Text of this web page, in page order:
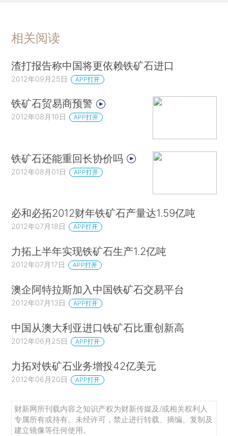
相关阅读
渣打报告称中国将更依赖铁矿石进口
2012年09月25日 APP打开
铁矿石贸易商预警
2012年08月10日 APP打开
铁矿石还能重回长协价吗
2012年08月01日 APP打开
必和必拓2012财年铁矿石产量达1.59亿吨
2012年07月18日 APP打开
力拓上半年实现铁矿石生产1.2亿吨
2012年07月17日 APP打开
澳企阿特拉斯加入中国铁矿石交易平台
2012年07月13日 APP打开
中国从澳大利亚进口铁矿石比重创新高
2012年06月25日 APP打开
力拓对铁矿石业务增投42亿美元
2012年06月20日 APP打开
财新网所刊载内容之知识产权为财新传媒及/或相关权利人
专属所有或持有。未经许可，禁止进行转载、摘编、复制及
建立镜像等任何使用。